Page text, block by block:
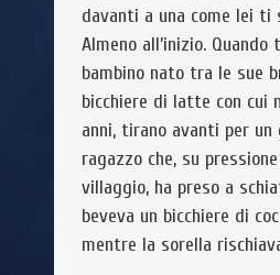
davanti a una come lei ti
Almeno all’inizio.
bambino nato tra le sue
bicchiere di latte con cui
anni, tirano avanti per un
ragazzo che, su
villaggio, ha preso a
beveva un bicchiere di
mentre la sorella